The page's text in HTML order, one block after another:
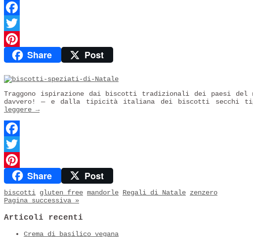
Facebook
Twitter
PinterestShare Post
Traggono ispirazione dai biscotti tradizionali dei paesi del
davvero! — e dalla tipicità italiana dei biscotti secchi
leggere →
Facebook
Twitter
PinterestShare Post
biscotti gluten free mandorle Regali di Natale zenzero
Pagina successiva »
Articoli recenti
Crema di basilico vegana